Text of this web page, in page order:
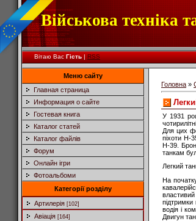
Військова техніка
Вітаю Вас Гість|RSS
Меню сайту
Главная страница
Информация о сайте
Гостевая книга
Каталог статей
Каталог файлів
Форум
Онлайн ігри
Фотоальбоми
Категорії розділу
Артилерія [102]
Авіація [164]
Головна »
У 1931
Для цих
піхоти Н-
Н-39.
танкам
Легкий
На
водія і
Двигун